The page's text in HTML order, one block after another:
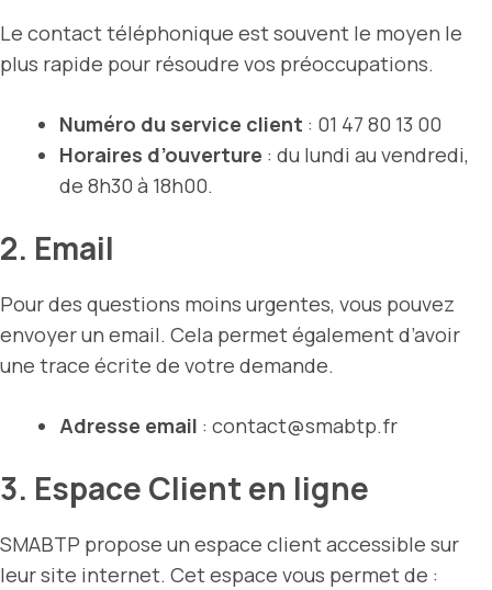
Le contact téléphonique est souvent le moyen le
plus rapide pour résoudre vos préoccupations.
Numéro du service client : 01 47 80 13 00
Horaires d’ouverture : du lundi au vendredi,
de 8h30 à 18h00.
2. Email
Pour des questions moins urgentes, vous pouvez
envoyer un email. Cela permet également d’avoir
une trace écrite de votre demande.
Adresse email : contact@smabtp.fr
3. Espace Client en ligne
SMABTP propose un espace client accessible sur
leur site internet. Cet espace vous permet de :